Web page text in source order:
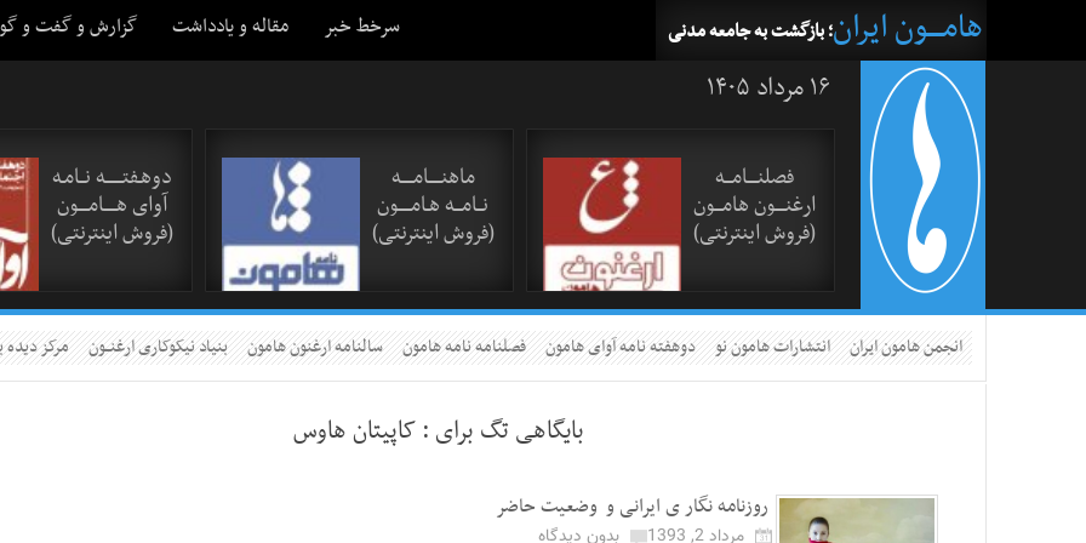
سرخط خبر مقاله و یادداشت گزارش و گفت و گو هامــــون ایران؛ بازگشت به جامعه مدنی
۱۶ مرداد ۱۴۰۵
فصلنــــامـــه
ارغنــــون هامـــون
(فروش اینترنتی)
ماهنـــــامـــــه
نــامـــه هـامـــــون
(فروش اینترنتی)
دوهـفتـــــــه نــامـه
آوای هـــــامــــون
(فروش اینترنتی)
انجمن هامون ایران انتشارات هامون نو دوهفته نامه آوای هامون فصلنامه نامه هامون سالنامه ارغنون هامون بنیاد نیکوکاری ارغنــون مرکز
بایگاهی تگ برای : کاپیتان هاوس
روزنامه نگار ی ایرانی و وضعیت حاضر
مرداد 2, 1393
بدون دیدگاه